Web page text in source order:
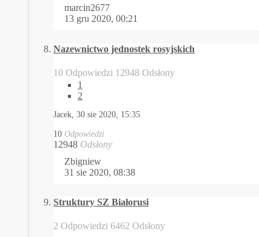
marcin2677
13 gru 2020, 00:21
Nazewnictwo jednostek rosyjskich
10 Odpowiedzi 12948 Odsłony
1
2
Jacek, 30 sie 2020, 15:35
10 Odpowiedzi
12948 Odsłony
Zbigniew
31 sie 2020, 08:38
Struktury SZ Białorusi
2 Odpowiedzi 6462 Odsłony